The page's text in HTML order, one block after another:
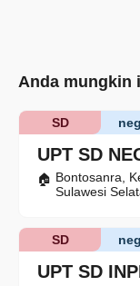
Anda mungkin
UPT SD
SD
Bontosanra,
Sulawesi
UPT SD
SD